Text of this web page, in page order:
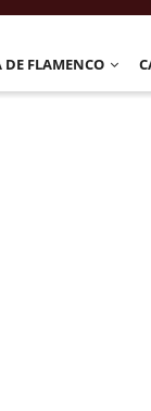
DE FLAMENCO